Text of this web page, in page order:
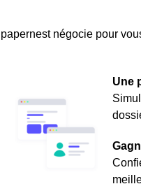
papernest négocie pour
Une